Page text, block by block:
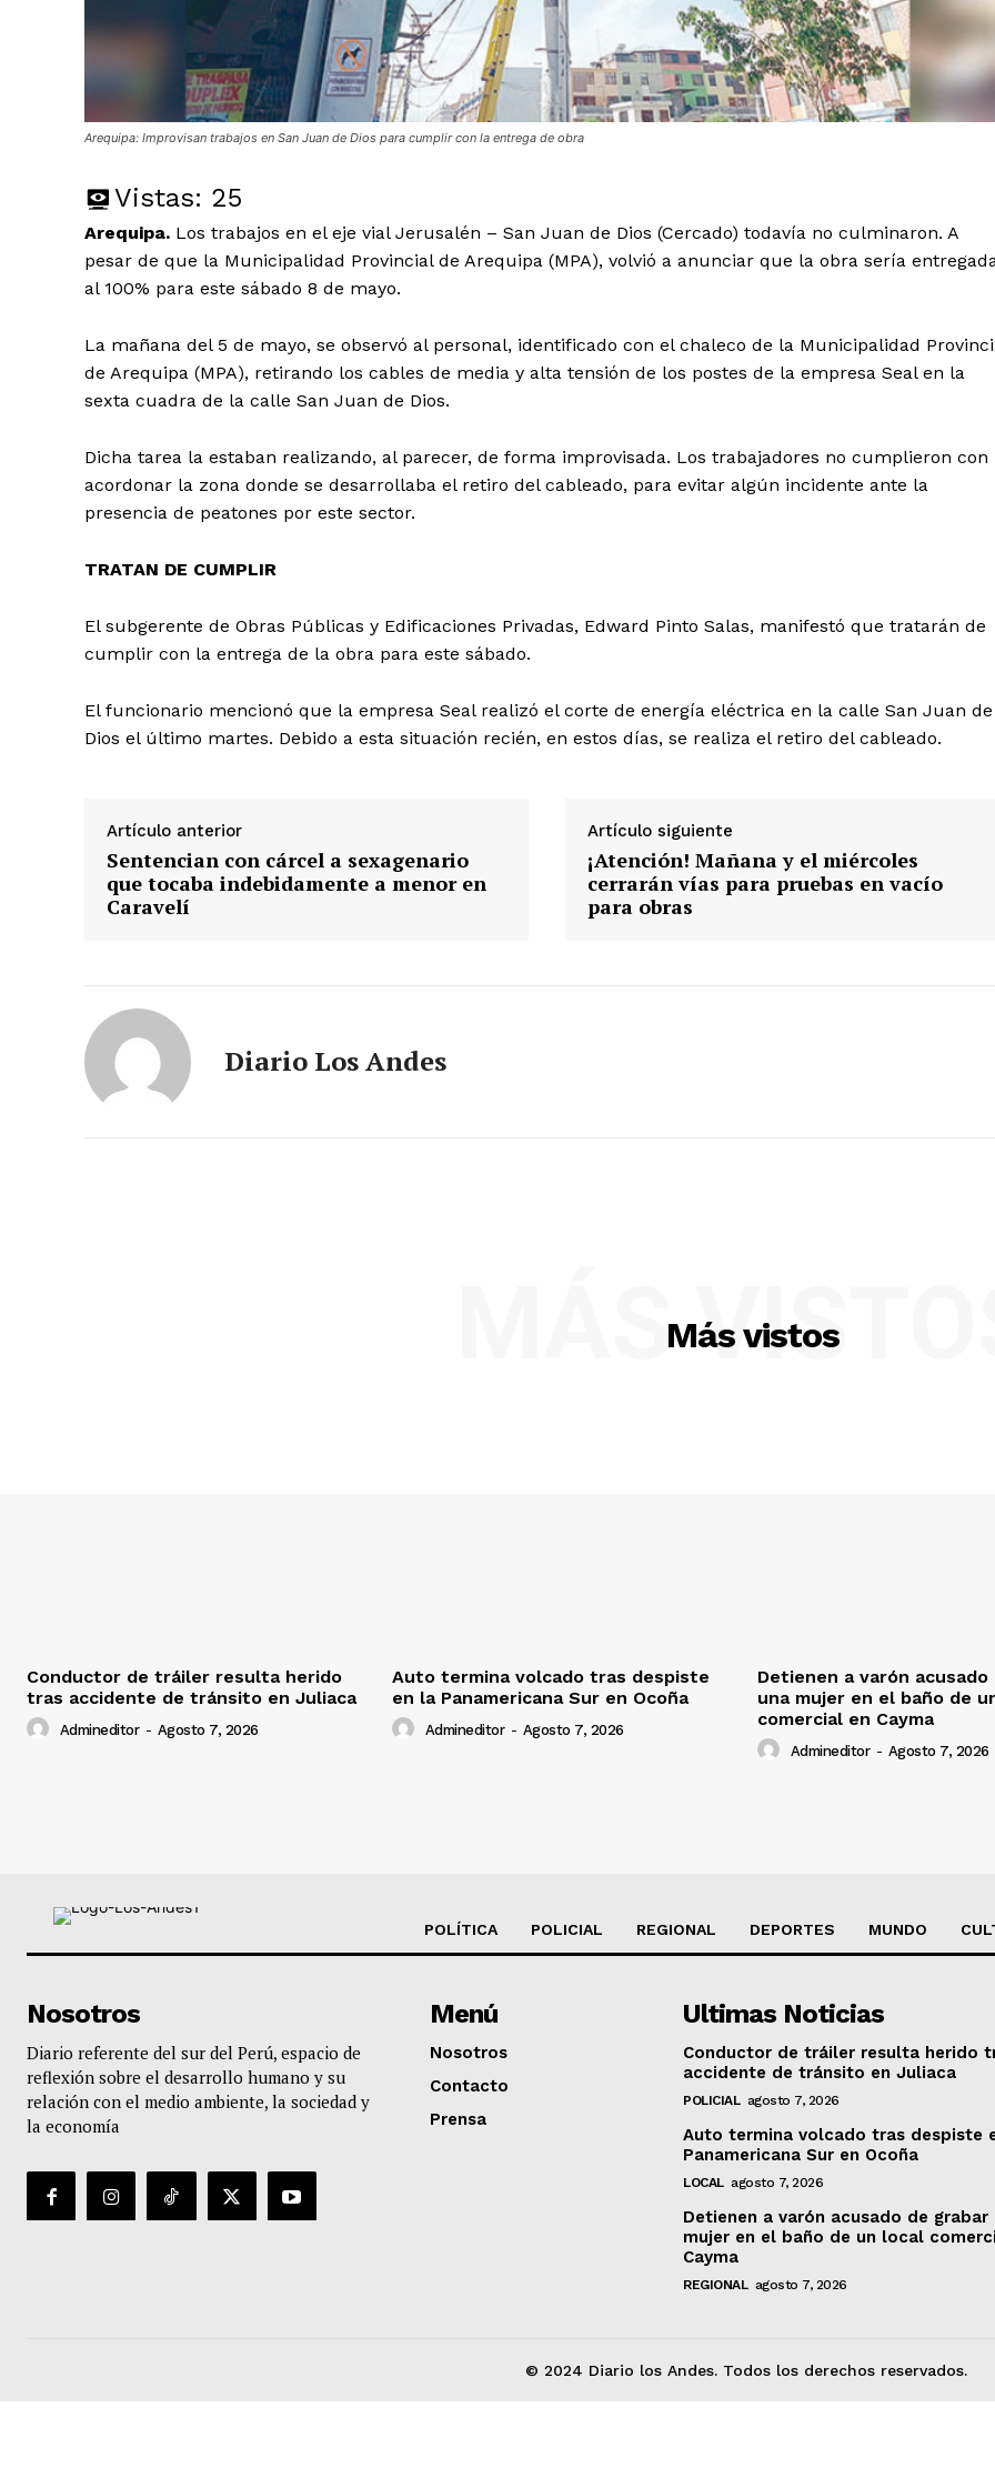
Diario los Andes
Prensa
Arequipa: Improvisan trabajos en San Juan de Dios para cumplir con la entrega de obra
Vistas: 25
Arequipa. Los trabajos en el eje vial Jerusalén – San Juan de Dios (Cercado) todavía no culminaron. A
pesar de que la Municipalidad Provincial de Arequipa (MPA), volvió a anunciar que la obra sería
al 100% para este sábado 8 de mayo.
La mañana del 5 de mayo, se observó al personal, identificado con el chaleco de la Municipalidad
de Arequipa (MPA), retirando los cables de media y alta tensión de los postes de la empresa Seal en la
sexta cuadra de la calle San Juan de Dios.
Dicha tarea la estaban realizando, al parecer, de forma improvisada. Los trabajadores no cumplieron con
acordonar la zona donde se desarrollaba el retiro del cableado, para evitar algún incidente ante la
presencia de peatones por este sector.
TRATAN DE CUMPLIR
El subgerente de Obras Públicas y Edificaciones Privadas, Edward Pinto Salas, manifestó que tratarán de
cumplir con la entrega de la obra para este sábado.
El funcionario mencionó que la empresa Seal realizó el corte de energía eléctrica en la calle San Juan de
Dios el último martes. Debido a esta situación recién, en estos días, se realiza el retiro del cableado.
Artículo anterior
Sentencian con cárcel a sexagenario
que tocaba indebidamente a menor en
Caravelí
Artículo siguiente
¡Atención! Mañana y el miércoles
cerrarán vías para pruebas en vacío
para obras
Diario Los Andes
Más vistos
MÁS
Conductor de tráiler resulta herido
tras accidente de tránsito en Juliaca
Admineditor - Agosto 7, 2026
Auto termina volcado tras despiste
en la Panamericana Sur en Ocoña
Admineditor - Agosto 7, 2026
Detienen a varón acusado
una mujer en el baño de
comercial en Cayma
Admineditor - Agosto 7, 2026
POLÍTICA POLICIAL REGIONAL DEPORTES MUNDO
Nosotros
Diario referente del sur del Perú, espacio de
reflexión sobre el desarrollo humano y su
relación con el medio ambiente, la sociedad y
la economía
Menú
Nosotros
Contacto
Prensa
Ultimas Noticias
Conductor de tráiler resulta herido
accidente de tránsito en Juliaca
POLICIAL agosto 7, 2026
Auto termina volcado tras despiste
Panamericana Sur en Ocoña
LOCAL agosto 7, 2026
Detienen a varón acusado de grabar
mujer en el baño de un local
Cayma
REGIONAL agosto 7, 2026
© 2024 Diario los Andes. Todos los derechos reservados.